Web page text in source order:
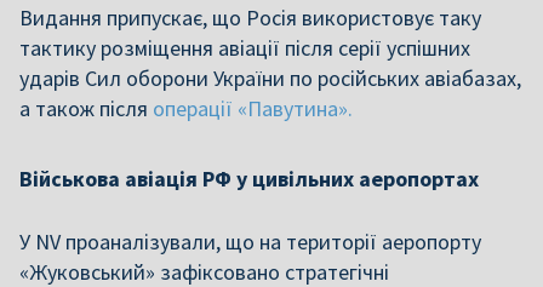
Видання припускає, що Росія використовує таку
тактику розміщення авіації після серії успішних
ударів Сил оборони України по російських авіабазах,
а також після операції «Павутина».
Військова авіація РФ у цивільних аеропортах
У NV проаналізували, що на території аеропорту
«Жуковський» зафіксовано стратегічні